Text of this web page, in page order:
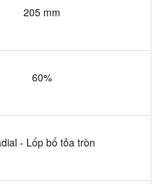
205 mm
60%
- Lốp bố tỏa tròn